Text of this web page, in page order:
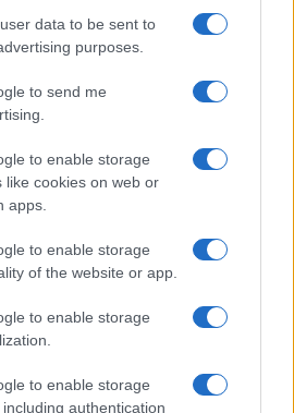
data to be sent to
purposes.
to send me
to enable storage
like cookies on web or
apps.
to enable storage
of the website or app.
to enable storage
to enable storage
authentication
Eventi e Protezione dei Dati